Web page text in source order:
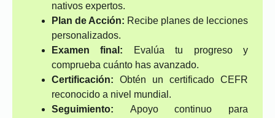
nativos expertos.
Plan de Acción: Recibe planes de lecciones
personalizados.
Examen final: Evalúa tu progreso y
comprueba cuánto has avanzado.
Certificación: Obtén un certificado CEFR
reconocido a nivel mundial.
Seguimiento: Apoyo continuo para